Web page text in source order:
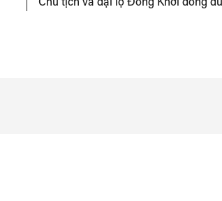
Chủ tịch và đại lộ Đồng Khởi đông